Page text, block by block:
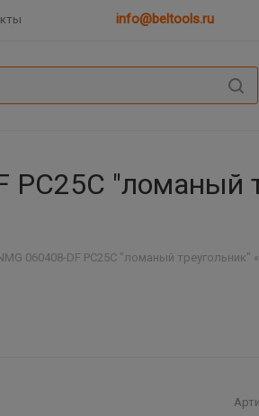
info@beltools.ru
"ломаный
060408-DF PC25C "ломаный треугольник"